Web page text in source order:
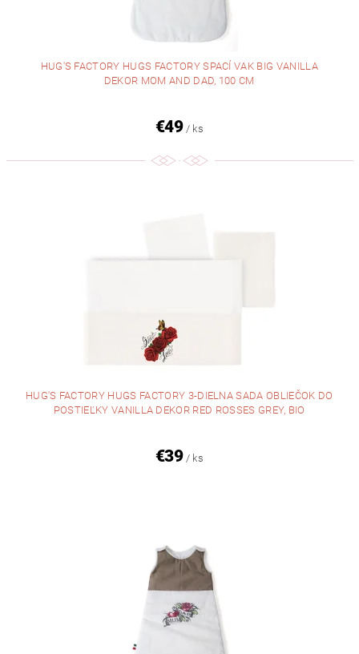
HUG'S FACTORY HUGS FACTORY SPACÍ VAK BIG VANILLA
DEKOR MOM AND DAD, 100 CM
€49 / ks
HUG'S FACTORY HUGS FACTORY 3-DIELNA SADA OBLIEČOK DO
POSTIEĽKY VANILLA DEKOR RED ROSSES GREY, BIO
€39 / ks